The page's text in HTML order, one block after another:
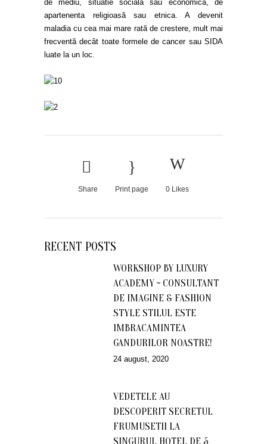
de mediu, situatie sociala sau economică, de
apartenenta religioasă sau etnica. A devenit
maladia cu cea mai mare rată de crestere, mult mai
frecventă decât toate formele de cancer sau SIDA
luate la un loc.
Share Print page 0 Likes
RECENT POSTS
WORKSHOP BY LUXURY
ACADEMY ~ CONSULTANT
DE IMAGINE & FASHION
STYLE STILUL ESTE
IMBRACAMINTEA
GANDURILOR NOASTRE!
24 august, 2020
VEDETELE AU
DESCOPERIT SECRETUL
FRUMUSETII LA
SINGURUL HOTEL DE 5